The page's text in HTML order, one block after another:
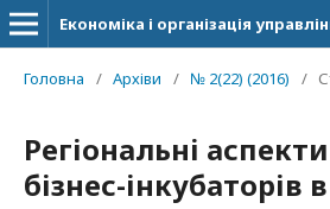
Економіка і організація
Головна / Архіви / № 2(22) (2016) /
Регіональні
бізнес-інкубаторів